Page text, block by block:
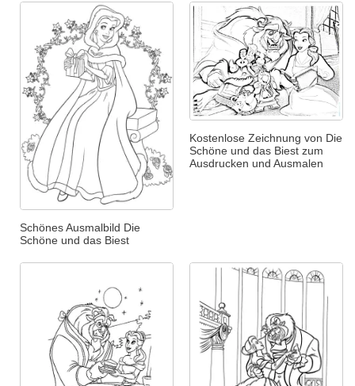
Schönes Ausmalbild Die
Schöne und das Biest
Kostenlose Zeichnung von Die
Schöne und das Biest zum
Ausdrucken und Ausmalen